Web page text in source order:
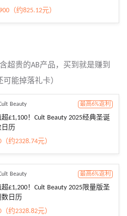
（约825.12元）
超贵的AB产品，买到就是赚到
可能掉落礼卡）
Beauty 最高6%返利
£1,100！Cult Beauty 2025经典圣诞
历
（约2328.74元）
Beauty 最高6%返利
£1,200！Cult Beauty 2025限量版圣
日历
（约2328.82元）